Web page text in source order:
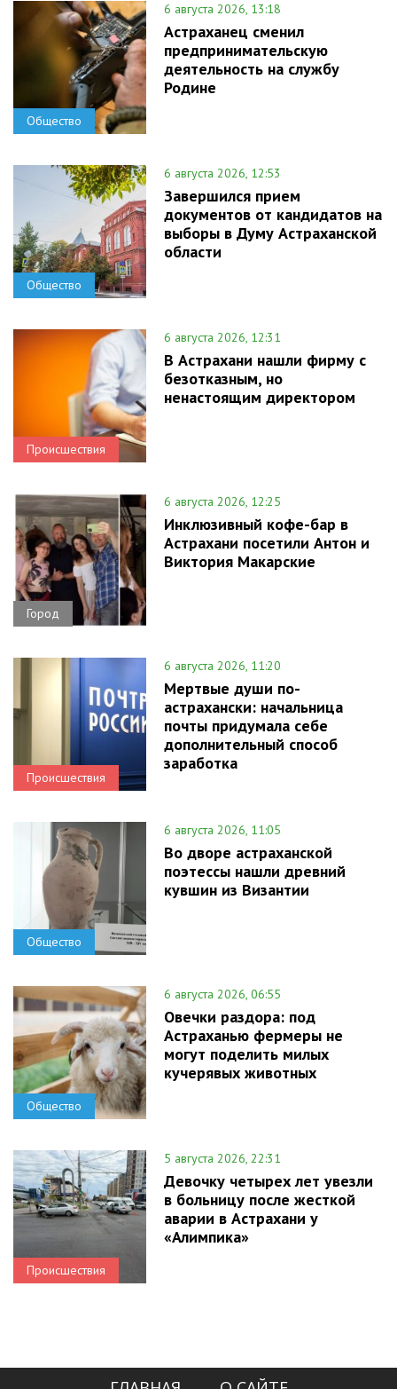
Общество
6 августа 2026, 13:18
Астраханец сменил
предпринимательскую
деятельность на службу
Родине
Общество
6 августа 2026, 12:53
Завершился прием
документов от кандидатов на
выборы в Думу Астраханской
области
Происшествия
6 августа 2026, 12:31
В Астрахани нашли фирму с
безотказным, но
ненастоящим директором
Город
6 августа 2026, 12:25
Инклюзивный кофе-бар в
Астрахани посетили Антон и
Виктория Макарские
Происшествия
6 августа 2026, 11:20
Мертвые души по-
астрахански: начальница
почты придумала себе
дополнительный способ
заработка
Общество
6 августа 2026, 11:05
Во дворе астраханской
поэтессы нашли древний
кувшин из Византии
Общество
6 августа 2026, 06:55
Овечки раздора: под
Астраханью фермеры не
могут поделить милых
кучерявых животных
Происшествия
5 августа 2026, 22:31
Девочку четырех лет увезли
в больницу после жесткой
аварии в Астрахани у
«Алимпика»